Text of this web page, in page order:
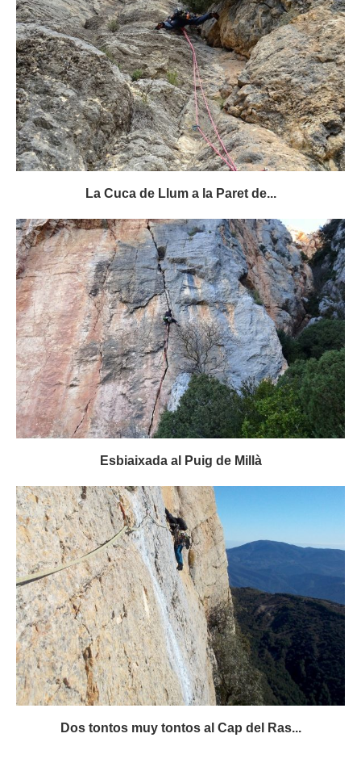
La Cuca de Llum a la Paret de...
Esbiaixada al Puig de Millà
Dos tontos muy tontos al Cap del Ras...